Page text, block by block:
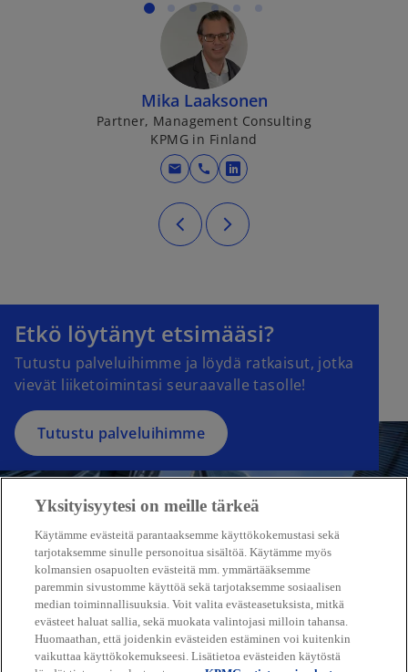
Mika Laaksonen
Partner, Management Consulting
KPMG in Finland
mail call opens in a new tab
Etkö löytänyt etsimääsi?
Tutustu palveluihimme ja löydä ratkaisut, jotka
vievät liiketoimintasi seuraavalle tasolle!
Tutustu palveluihimme
Yksityisyytesi on meille tärkeä
Käytämme evästeitä parantaaksemme käyttökokemustasi sekä
tarjotaksemme sinulle personoitua sisältöä. Käytämme myös
kolmansien osapuolten evästeitä mm. ymmärtääksemme
paremmin sivustomme käyttöä sekä tarjotaksemme sosiaalisen
median toiminnallisuuksia. Voit valita evästeasetuksista, mitkä
evästeet haluat sallia, sekä muokata valintojasi milloin tahansa.
Huomaathan, että joidenkin evästeiden estäminen voi kuitenkin
vaikuttaa käyttökokemukseesi. Lisätietoa evästeiden käytöstä